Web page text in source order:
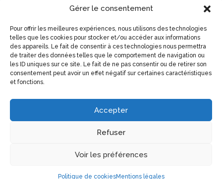
Gérer le consentement
Pour offrir les meilleures expériences, nous utilisons des technologies
telles que les cookies pour stocker et/ou accéder aux informations
des appareils. Le fait de consentir à ces technologies nous permettra
de traiter des données telles que le comportement de navigation ou
les ID uniques sur ce site. Le fait de ne pas consentir ou de retirer son
consentement peut avoir un effet négatif sur certaines caractéristiques
et fonctions.
Accepter
Refuser
Voir les préférences
Politique de cookiesMentions légales
Mentions légales
Nous suivre
© Association ORÉE 2026. Tous droits réservés.